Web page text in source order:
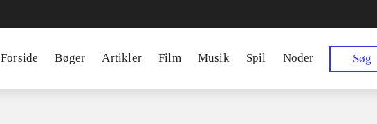
Forside Bøger Artikler Film Musik Spil Noder Søg